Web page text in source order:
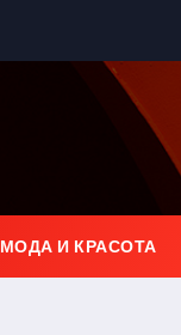
МОДА И КРАСОТА